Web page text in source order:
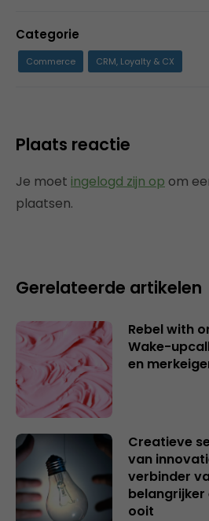
Categorie
Commerce CRM, Loyalty & CX
Plaats reactie
Je moet ingelogd zijn op om
plaatsen.
Gerelateerde artikelen
Rebel with
Wake-
en
Creatieve
van
verbinder
ooit